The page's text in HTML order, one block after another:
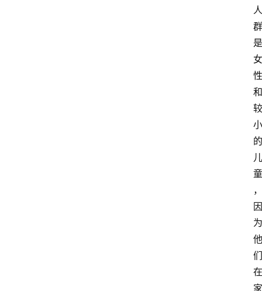
人
群
是
女
性
和
较
小
的
儿
童
，
因
为
他
们
在
家